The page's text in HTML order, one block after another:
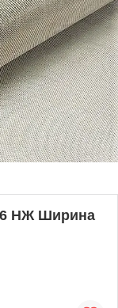
НЖ Ширина